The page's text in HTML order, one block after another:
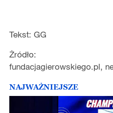
Tekst: GG
Żródło:
fundacjagierowskiego.pl,
NAJWAŻNIEJSZE